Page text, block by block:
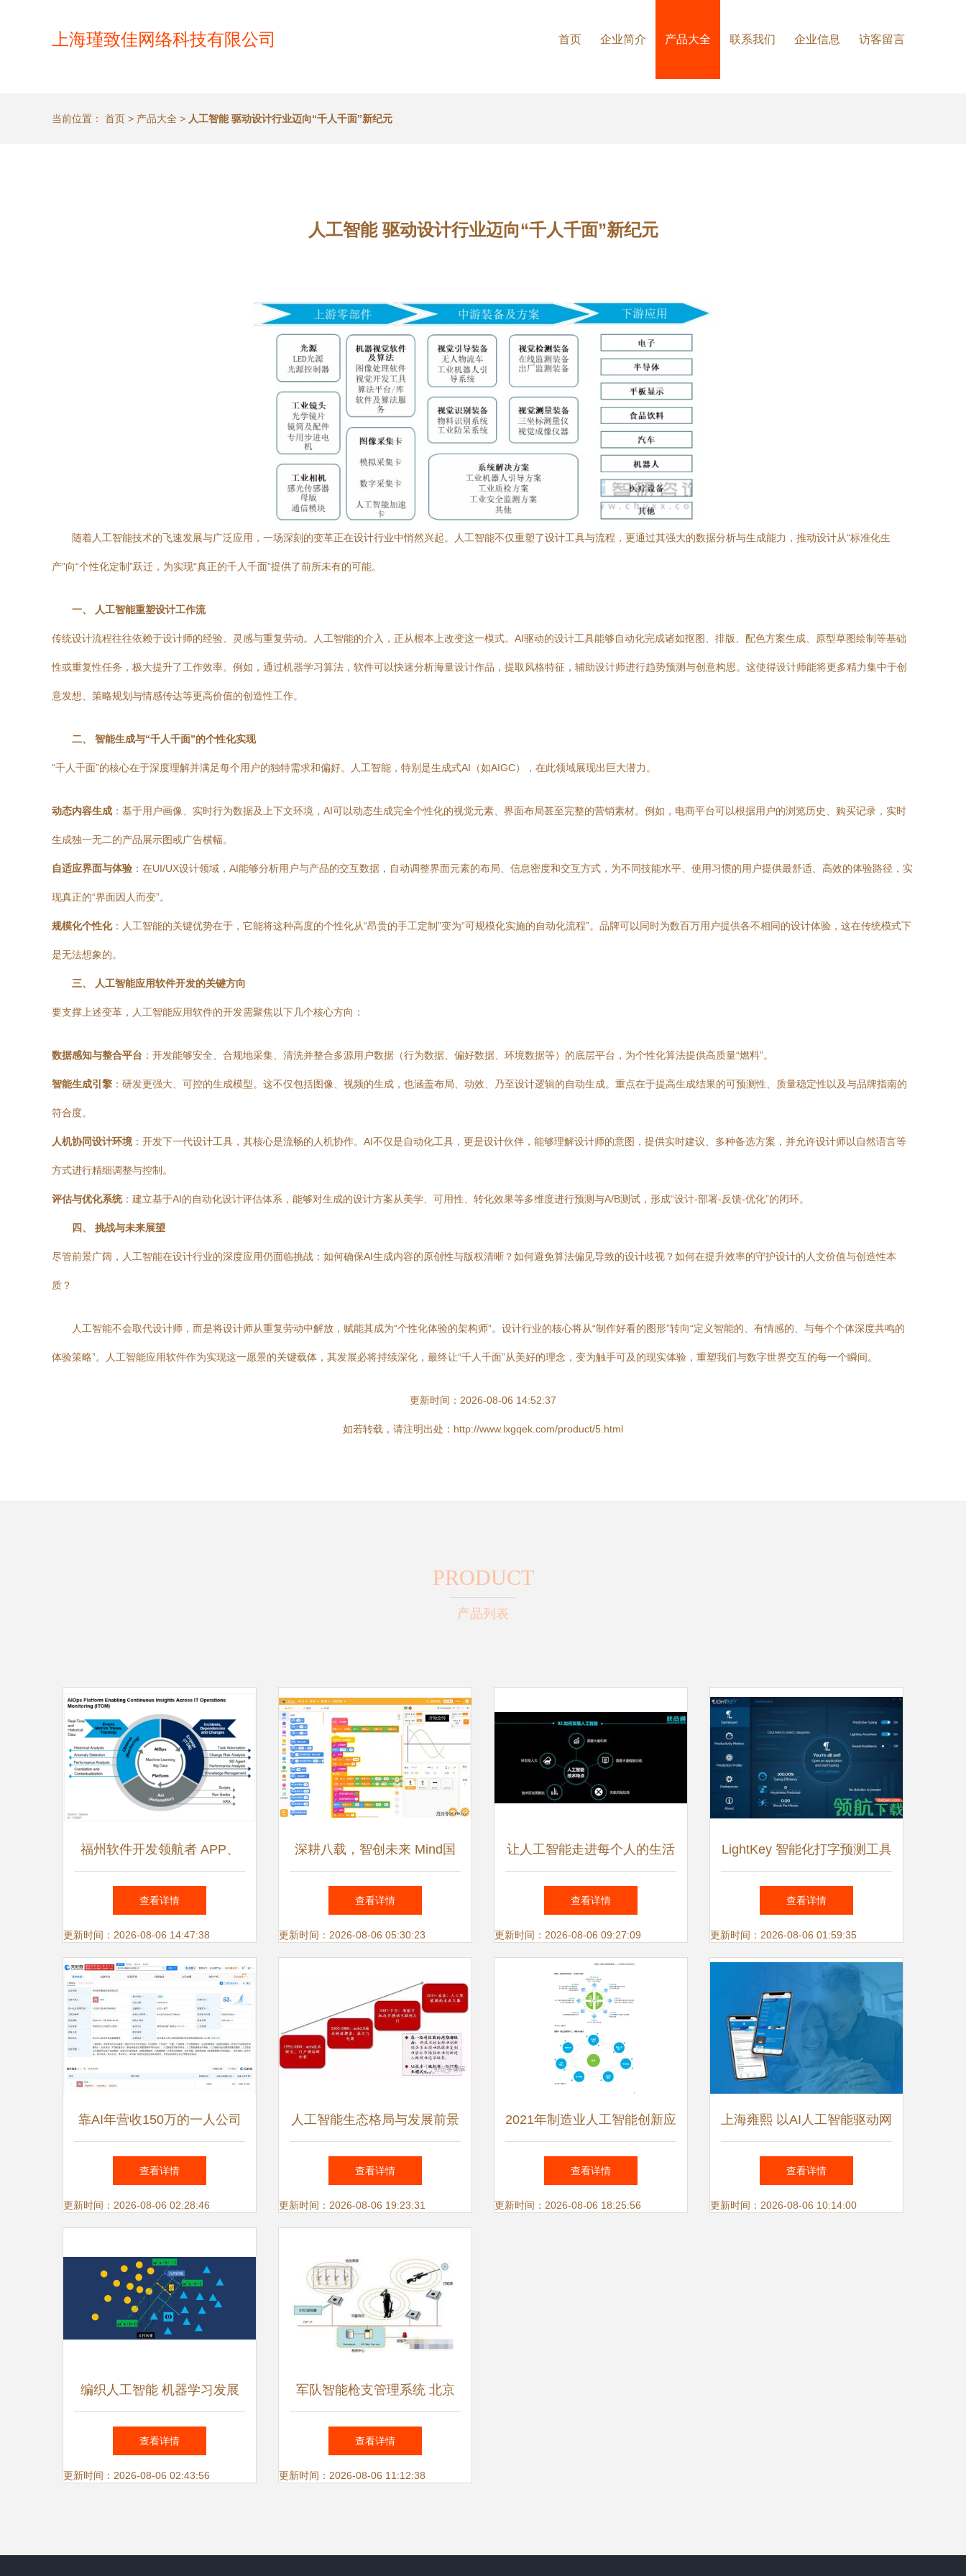
上海瑾致佳网络科技有限公司 首页 企业简介 产品大全 联系我们 企业信息 访客留言
当前位置： 首页 > 产品大全 > 人工智能 驱动设计行业迈向“千人千面”新纪元
人工智能 驱动设计行业迈向“千人千面”新纪元
随着人工智能技术的飞速发展与广泛应用，一场深刻的变革正在设计行业中悄然兴起。人工智能不仅重塑了设计工具与流程，更通过其强大的数据分析与生成能力，推动设计从“标准化生
产”向“个性化定制”跃迁，为实现“真正的千人千面”提供了前所未有的可能。
一、 人工智能重塑设计工作流
传统设计流程往往依赖于设计师的经验、灵感与重复劳动。人工智能的介入，正从根本上改变这一模式。AI驱动的设计工具能够自动化完成诸如抠图、排版、配色方案生成、原型草图绘制等基础
性或重复性任务，极大提升了工作效率。例如，通过机器学习算法，软件可以快速分析海量设计作品，提取风格特征，辅助设计师进行趋势预测与创意构思。这使得设计师能将更多精力集中于创
意发想、策略规划与情感传达等更高价值的创造性工作。
二、 智能生成与“千人千面”的个性化实现
“千人千面”的核心在于深度理解并满足每个用户的独特需求和偏好。人工智能，特别是生成式AI（如AIGC），在此领域展现出巨大潜力。
动态内容生成 ：基于用户画像、实时行为数据及上下文环境，AI可以动态生成完全个性化的视觉元素、界面布局甚至完整的营销素材。例如，电商平台可以根据用户的浏览历史、购买记录，实时
生成独一无二的产品展示图或广告横幅。
自适应界面与体验 ：在UI/UX设计领域，AI能够分析用户与产品的交互数据，自动调整界面元素的布局、信息密度和交互方式，为不同技能水平、使用习惯的用户提供最舒适、高效的体验路径，实
现真正的“界面因人而变”。
规模化个性化：人工智能的关键优势在于，它能将这种高度的个性化从“昂贵的手工定制”变为“可规模化实施的自动化流程”。品牌可以同时为数百万用户提供各不相同的设计体验，这在传统模式下
是无法想象的。
三、 人工智能应用软件开发的关键方向
要支撑上述变革，人工智能应用软件的开发需聚焦以下几个核心方向：
数据感知与整合平台 ：开发能够安全、合规地采集、清洗并整合多源用户数据（行为数据、偏好数据、环境数据等）的底层平台，为个性化算法提供高质量“燃料”。
智能生成引擎 ：研发更强大、可控的生成模型。这不仅包括图像、视频的生成，也涵盖布局、动效、乃至设计逻辑的自动生成。重点在于提高生成结果的可预测性、质量稳定性以及与品牌指南的
符合度。
人机协同设计环境 ：开发下一代设计工具，其核心是流畅的人机协作。AI不仅是自动化工具，更是设计伙伴，能够理解设计师的意图，提供实时建议、多种备选方案，并允许设计师以自然语言等
方式进行精细调整与控制。
评估与优化系统：建立基于AI的自动化设计评估体系，能够对生成的设计方案从美学、可用性、转化效果等多维度进行预测与A/B测试，形成“设计-部署-反馈-优化”的闭环。
四、 挑战与未来展望
尽管前景广阔，人工智能在设计行业的深度应用仍面临挑战：如何确保AI生成内容的原创性与版权清晰？如何避免算法偏见导致的设计歧视？如何在提升效率的守护设计的人文价值与创造性本
质？
人工智能不会取代设计师，而是将设计师从重复劳动中解放，赋能其成为“个性化体验的架构师”。设计行业的核心将从“制作好看的图形”转向“定义智能的、有情感的、与每个个体深度共鸣的
体验策略”。人工智能应用软件作为实现这一愿景的关键载体，其发展必将持续深化，最终让“千人千面”从美好的理念，变为触手可及的现实体验，重塑我们与数字世界交互的每一个瞬间。
更新时间：2026-08-06 14:52:37
如若转载，请注明出处：http://www.lxgqek.com/product/5.html
PRODUCT
产品列表
福州软件开发领航者 APP、
小程序、网站与人工智能应用
全方位解决方案
查看详情
更新时间：2026-08-06 14:47:38
深耕八载，智创未来 Mind国
产青少年编程软件的AI与IoT
融合之道
查看详情
更新时间：2026-08-06 05:30:23
让人工智能走进每个人的生活
——快商通创始人肖龙源的人
工智能应用软件开发之路
查看详情
更新时间：2026-08-06 09:27:09
LightKey 智能化打字预测工具
如何重塑输入体验？
查看详情
更新时间：2026-08-06 01:59:35
靠AI年营收150万的一人公司
人工智能应用软件开发揭秘
查看详情
更新时间：2026-08-06 02:28:46
人工智能生态格局与发展前景
分析——以应用软件开发为视
角
查看详情
更新时间：2026-08-06 19:23:31
2021年制造业人工智能创新应
用发展报告 从技术突破到规
模化落地
查看详情
更新时间：2026-08-06 18:25:56
上海雍熙 以AI人工智能驱动网
站建设与软件开发，引领企业
智能转型
查看详情
更新时间：2026-08-06 10:14:00
编织人工智能 机器学习发展
历史与关键技术全解析
查看详情
更新时间：2026-08-06 02:43:56
军队智能枪支管理系统 北京
软件开发公司引领人工智能应
用新篇章
查看详情
更新时间：2026-08-06 11:12:38